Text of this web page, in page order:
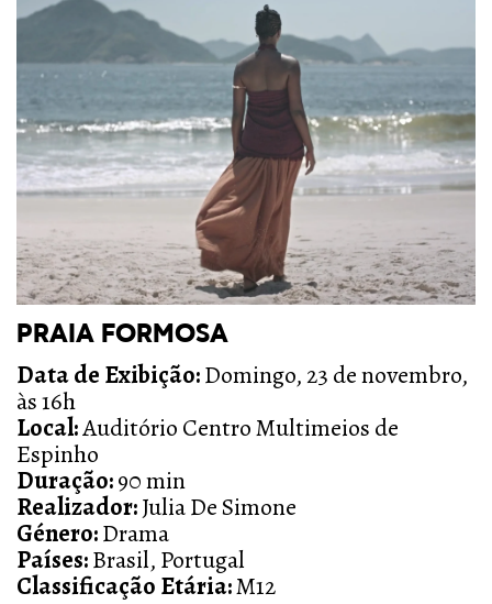
PRAIA FORMOSA
Data de Exibição:Domingo, 23 de novembro,
às 16h
Local:Auditório Centro Multimeios de
Espinho
Duração:90 min
Realizador:Julia De Simone
Género:Drama
Países:Brasil, Portugal
Classificação Etária:M12